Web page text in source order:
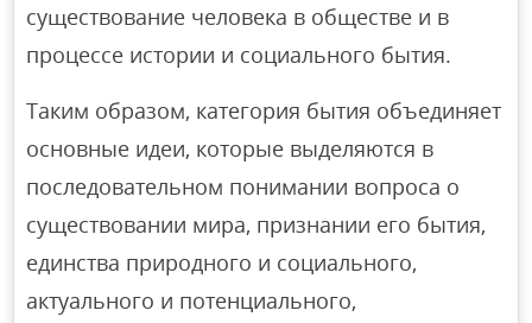
существование человека в обществе и в
процессе истории и социального бытия.
Таким образом, категория бытия объединяет
основные идеи, которые выделяются в
последовательном понимании вопроса о
существовании мира, признании его бытия,
единства природного и социального,
актуального и потенциального,